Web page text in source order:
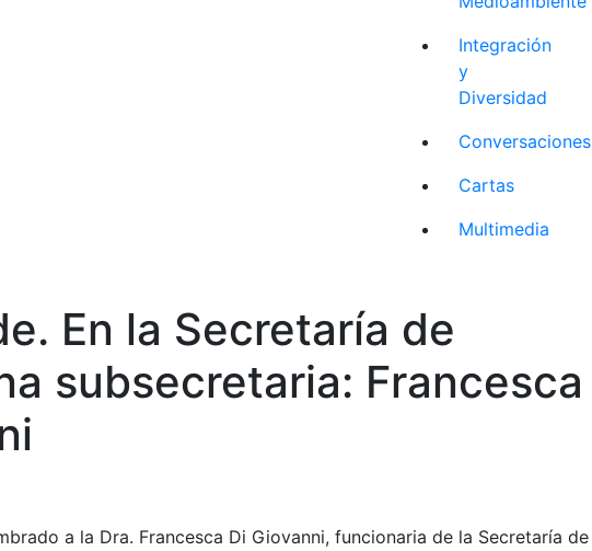
Integración
y
Diversidad
Conversaciones
Cartas
Multimedia
En la Secretaría de
subsecretaria: Francesca
a la Dra. Francesca Di Giovanni, funcionaria de la Secretaría de